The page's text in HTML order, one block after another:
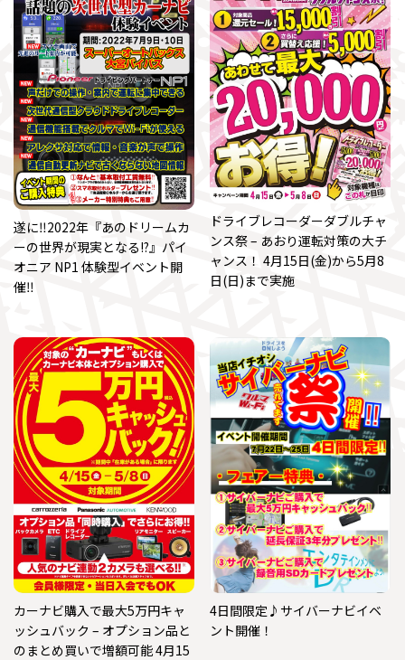
遂に‼2022年『あのドリームカ
ーの世界が現実となる!?』パイ
オニア NP1 体験型イベント開
催‼
ドライブレコーダーダブルチャ
ンス祭 – あおり運転対策の大チ
ャンス！ 4月15日(金)から5月8
日(日)まで実施
カーナビ購入で最大5万円キャ
ッシュバック – オプション品と
のまとめ買いで増額可能 4月15
4日間限定♪サイバーナビイベ
ント開催！